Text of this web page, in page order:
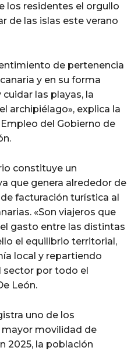
los residentes el orgullo
de las islas este verano
de pertenencia
y en su forma
las playas, la
archipiélago», explica la
del Gobierno de
constituye un
que genera alrededor de
facturación turística al
«Son viajeros que
gasto entre las distintas
el equilibrio territorial,
local y repartiendo
sector por todo el
León.
uno de los
movilidad de
2025, la población